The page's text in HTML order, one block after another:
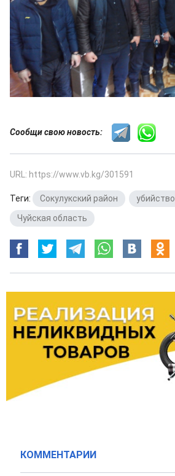
Сообщи свою новость:
URL: https://www.vb.kg/301591
Теги: Сокулукский район убийство
Чуйская область
КОММЕНТАРИИ